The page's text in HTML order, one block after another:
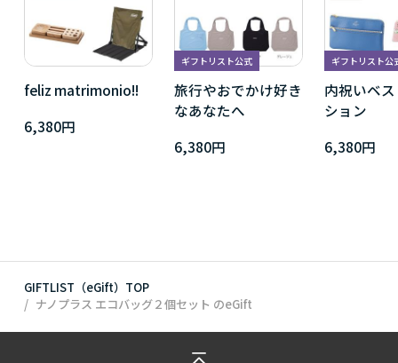
feliz matrimonio!!
6,380円
ギフトリスト公式
旅行やおでかけ好き
なあなたへ
6,380円
ギフトリスト公
内祝いベ
ション
6,380円
GIFTLIST（eGift）TOP
ナノプラス エコバッグ２個セット のeGift